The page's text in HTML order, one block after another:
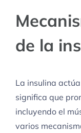
de la
La insulina
significa que
incluyendo el
varios